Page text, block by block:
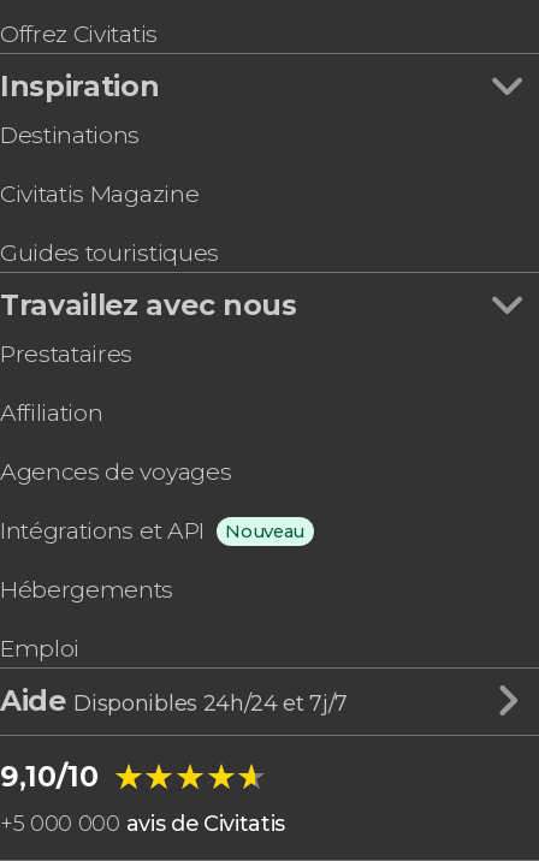
Offrez Civitatis
Inspiration
Destinations
Civitatis Magazine
Guides touristiques
Travaillez avec nous
Prestataires
Affiliation
Agences de voyages
Intégrations et API Nouveau
Hébergements
Emploi
Aide Disponibles 24h/24 et 7j/7
9,10/10 ★★★★★
★★★★★
+5 000 000 avis de Civitatis